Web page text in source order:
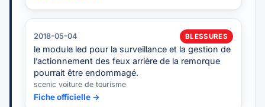
2018-05-04 BLESSURES
le module led pour la surveillance et la gestion de
l’actionnement des feux arrière de la remorque
pourrait être endommagé.
scenic voiture de tourisme
Fiche officielle →